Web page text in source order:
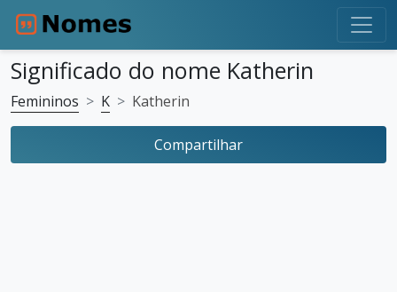
Significado do nome Katherin
Femininos K Katherin
Compartilhar